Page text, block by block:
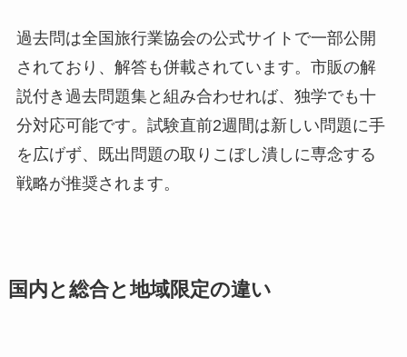
過去問は全国旅行業協会の公式サイトで一部公開
されており、解答も併載されています。市販の解
説付き過去問題集と組み合わせれば、独学でも十
分対応可能です。試験直前2週間は新しい問題に手
を広げず、既出問題の取りこぼし潰しに専念する
戦略が推奨されます。
国内と総合と地域限定の違い